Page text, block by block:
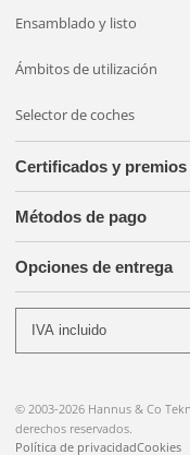
Ensamblado y listo
Ámbitos de utilización
Selector de coches
Certificados y premios
Métodos de pago
Opciones de entrega
© 2003-2026 Hannus & Co
derechos reservados.
Política de privacidadCookies